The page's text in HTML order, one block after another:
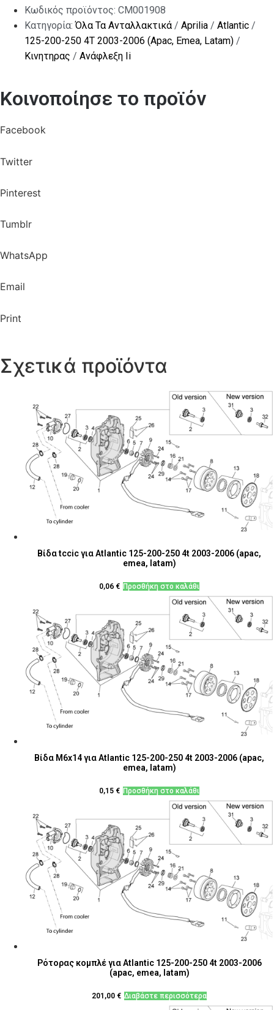
Κωδικός προϊόντος: CM001908
Κατηγορία:Όλα Τα Ανταλλακτικά/ Aprilia / Atlantic /
125-200-250 4T 2003-2006 (Apac, Emea, Latam) /
Κινητηρας / Ανάφλεξη Ii
Κοινοποίησε το προϊόν
Facebook
Twitter
Pinterest
Tumblr
WhatsApp
Email
Print
Σχετικά προϊόντα
Βίδα tccic για Atlantic 125-200-250 4t 2003-2006 (apac,
emea, latam)
0,06 € Προσθήκη στο καλάθι
Βίδα M6x14 για Atlantic 125-200-250 4t 2003-2006 (apac,
emea, latam)
0,15 € Προσθήκη στο καλάθι
Ρότορας κομπλέ για Atlantic 125-200-250 4t 2003-2006
(apac, emea, latam)
201,00 € Διαβάστε περισσότερα